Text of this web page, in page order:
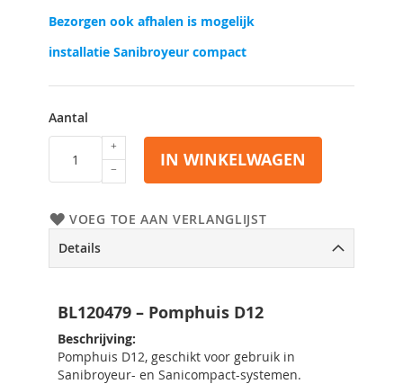
Bezorgen ook afhalen is mogelijk
installatie Sanibroyeur compact
Aantal
IN WINKELWAGEN
VOEG TOE AAN VERLANGLIJST
Details
BL120479 – Pomphuis D12
Beschrijving:
Pomphuis D12, geschikt voor gebruik in
Sanibroyeur- en Sanicompact-systemen.